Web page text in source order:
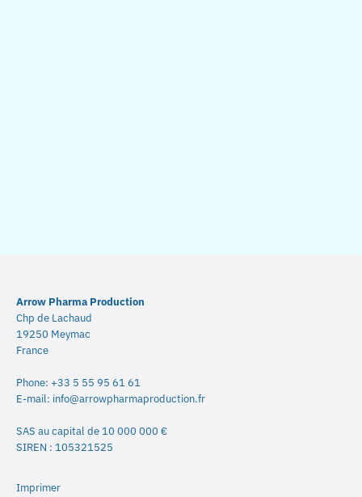
Arrow Pharma Production
Chp de Lachaud
19250 Meymac
France
Phone: +33 5 55 95 61 61
E-mail: info@arrowpharmaproduction.fr
SAS au capital de 10 000 000 €
SIREN : 105321525
Imprimer